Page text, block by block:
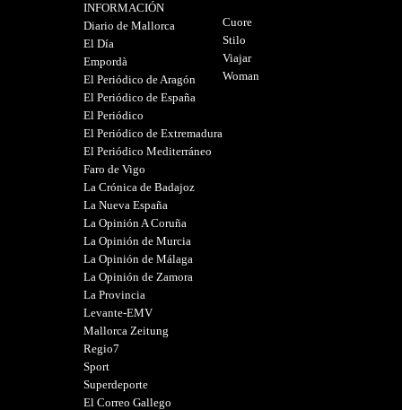
INFORMACIÓN
Diario de Mallorca
El Día
Empordà
El Periódico de Aragón
El Periódico de España
El Periódico
El Periódico de Extremadura
El Periódico Mediterráneo
Faro de Vigo
La Crónica de Badajoz
La Nueva España
La Opinión A Coruña
La Opinión de Murcia
La Opinión de Málaga
La Opinión de Zamora
La Provincia
Levante-EMV
Mallorca Zeitung
Regio7
Sport
Superdeporte
El Correo Gallego
Cuore
Stilo
Viajar
Woman